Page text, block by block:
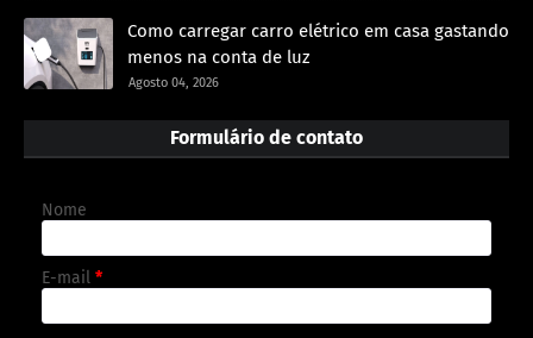
Como carregar carro elétrico em casa gastando
menos na conta de luz
Agosto 04, 2026
Formulário de contato
Nome
E-mail *